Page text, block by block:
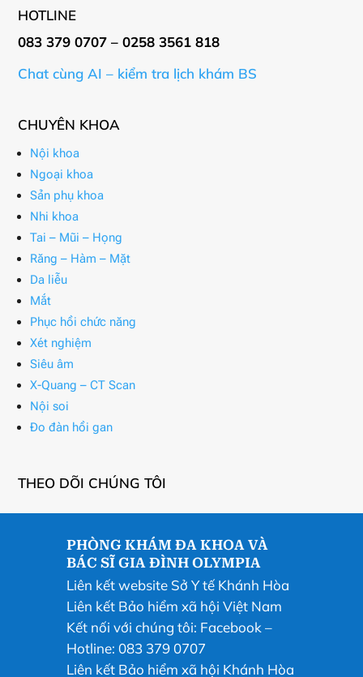
HOTLINE
083 379 0707 – 0258 3561 818
Chat cùng AI – kiểm tra lịch khám BS
CHUYÊN KHOA
Nội khoa
Ngoại khoa
Sản phụ khoa
Nhi khoa
Tai – Mũi – Họng
Răng – Hàm – Mặt
Da liễu
Mắt
Phục hồi chức năng
Xét nghiệm
Siêu âm
X-Quang – CT Scan
Nội soi
Đo đàn hồi gan
THEO DÕI CHÚNG TÔI
PHÒNG KHÁM ĐA KHOA VÀ
BÁC SĨ GIA ĐÌNH OLYMPIA
Liên kết website Sở Y tế Khánh Hòa
Liên kết Bảo hiểm xã hội Việt Nam
Kết nối với chúng tôi: Facebook –
Hotline: 083 379 0707
Liên kết Bảo hiểm xã hội Khánh Hòa